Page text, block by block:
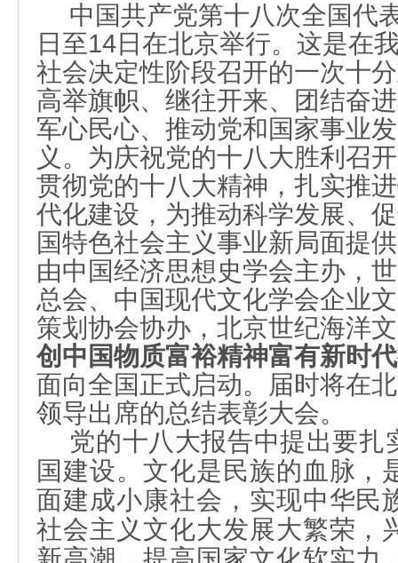
中国共产党第十八次全国代
日至14日在北京举行。这是在
社会决定性阶段召开的一次十
高举旗帜、继往开来、团结奋
军心民心、推动党和国家事业
义。为庆祝党的十八大胜利召
贯彻党的十八大精神，扎实推
代化建设，为推动科学发展、
国特色社会主义事业新局面提
由中国经济思想史学会主办，
总会、中国现代文化学会企业
策划协会协办，北京世纪海洋
创中国物质富裕精神富有新时
面向全国正式启动。 届时将在
领导出席的总结表彰大会。
党的十八大报告中提出要扎
国建设。 文化是民族的血脉，
面建成小康社会，实现中华民
社会主义文化大发展大繁荣，